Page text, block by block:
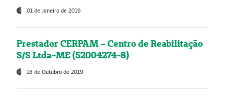
01 de Janeiro de 2019
Prestador CERPAM – Centro de Reabilitação
S/S Ltda-ME (52004274-8)
18 de Outubro de 2019